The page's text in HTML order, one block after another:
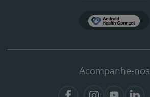
Acompanhe-nos